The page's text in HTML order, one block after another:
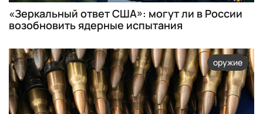
«Зеркальный ответ США»: могут ли в России
возобновить ядерные испытания
оружие